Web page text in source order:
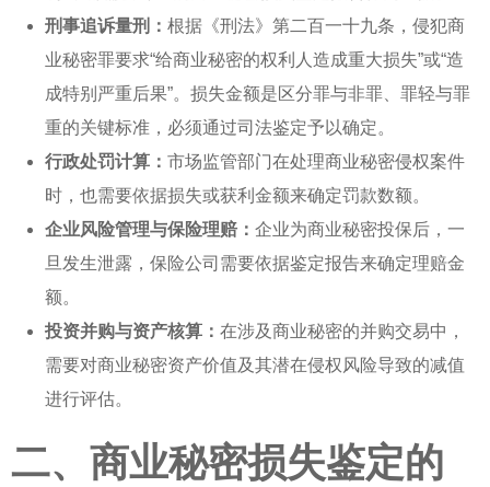
刑事追诉量刑：根据《刑法》第二百一十九条，侵犯商
业秘密罪要求“给商业秘密的权利人造成重大损失”或“造
成特别严重后果”。损失金额是区分罪与非罪、罪轻与罪
重的关键标准，必须通过司法鉴定予以确定。
行政处罚计算：市场监管部门在处理商业秘密侵权案件
时，也需要依据损失或获利金额来确定罚款数额。
企业风险管理与保险理赔：企业为商业秘密投保后，一
旦发生泄露，保险公司需要依据鉴定报告来确定理赔金
额。
投资并购与资产核算：在涉及商业秘密的并购交易中，
需要对商业秘密资产价值及其潜在侵权风险导致的减值
进行评估。
二、商业秘密损失鉴定的